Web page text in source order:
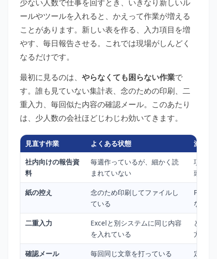
少ない人数で仕事を回すとき、いきなり新しいル
ールやツールを入れると、かえって作業が増える
ことがあります。新しい表を作る、入力項目を増
やす、毎日報告させる。これでは現場がしんどく
なるだけです。
最初に見るのは、 やらなくても困らない作業で
す。誰も見ていない集計表、念のための印刷、二
重入力、毎回似た内容の確認メール。このあたり
は、少人数の会社ほどじわじわ効いてきます。
見直す作業 よくある状態
減らし
社内向けの報告資
料
毎週作っているが、細かく読
まれていない
項目を
頭報告
紙の控え
念のため印刷してファイルし
ている
PDF保
などに
二重入力
Excelと別システムに同じ内容
を入れている
どちら
方は確
確認メール 毎回同じ文章を打っている
定型文